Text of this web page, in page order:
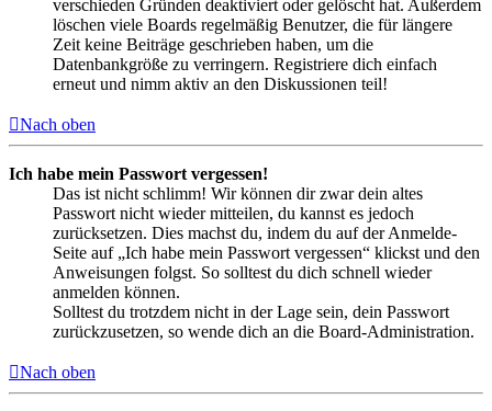
verschieden Gründen deaktiviert oder gelöscht hat. Außerdem
löschen viele Boards regelmäßig Benutzer, die für längere
Zeit keine Beiträge geschrieben haben, um die
Datenbankgröße zu verringern. Registriere dich einfach
erneut und nimm aktiv an den Diskussionen teil!
Nach oben
Ich habe mein Passwort vergessen!
Das ist nicht schlimm! Wir können dir zwar dein altes
Passwort nicht wieder mitteilen, du kannst es jedoch
zurücksetzen. Dies machst du, indem du auf der Anmelde-
Seite auf „Ich habe mein Passwort vergessen“ klickst und den
Anweisungen folgst. So solltest du dich schnell wieder
anmelden können.
Solltest du trotzdem nicht in der Lage sein, dein Passwort
zurückzusetzen, so wende dich an die Board-Administration.
Nach oben